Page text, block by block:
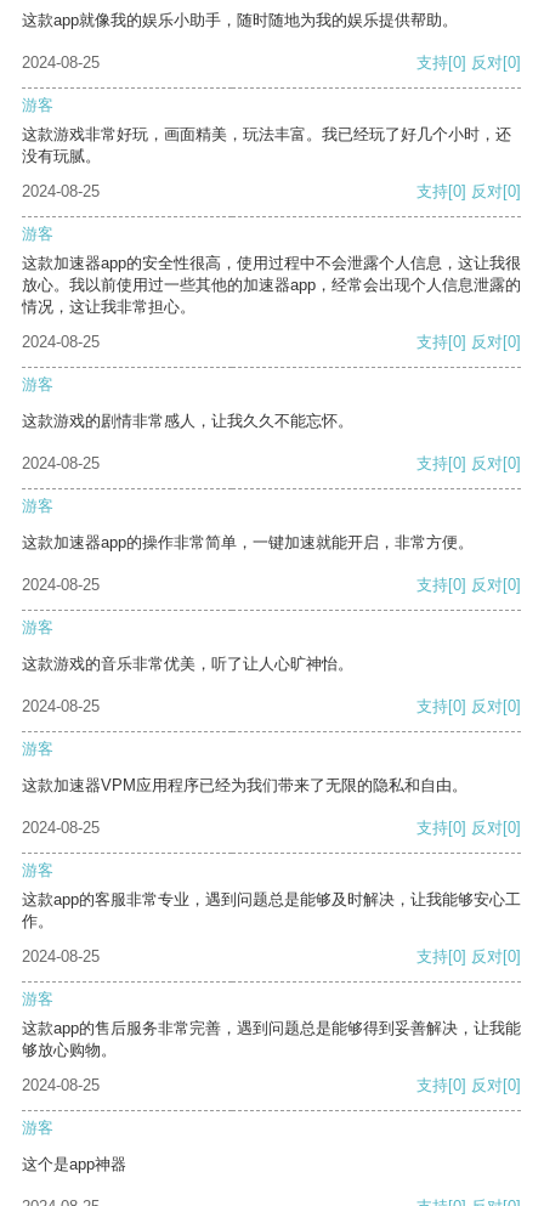
这款app就像我的娱乐小助手，随时随地为我的娱乐提供帮助。
2024-08-25 支持[0] 反对[0]
游客
这款游戏非常好玩，画面精美，玩法丰富。我已经玩了好几个小时，还
没有玩腻。
2024-08-25
支持[0] 反对[0]
游客
这款加速器app的安全性很高，使用过程中不会泄露个人信息，这让我很
放心。我以前使用过一些其他的加速器app，经常会出现个人信息泄露的
情况，这让我非常担心。
2024-08-25
支持[0] 反对[0]
游客
这款游戏的剧情非常感人，让我久久不能忘怀。
2024-08-25 支持[0] 反对[0]
游客
这款加速器app的操作非常简单，一键加速就能开启，非常方便。
2024-08-25 支持[0] 反对[0]
游客
这款游戏的音乐非常优美，听了让人心旷神怡。
2024-08-25 支持[0] 反对[0]
游客
这款加速器VPM应用程序已经为我们带来了无限的隐私和自由。
2024-08-25 支持[0] 反对[0]
游客
这款app的客服非常专业，遇到问题总是能够及时解决，让我能够安心工
作。
2024-08-25
支持[0] 反对[0]
游客
这款app的售后服务非常完善，遇到问题总是能够得到妥善解决，让我能
够放心购物。
2024-08-25
支持[0] 反对[0]
游客
这个是app神器